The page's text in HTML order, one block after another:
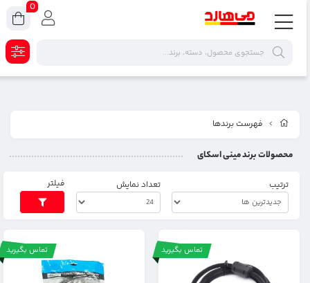
فهرست برندها
محصولات برند مینی اسکای
ترتیب تعداد نمایش فیلتر
تماس بگیرید تماس بگیرید
0